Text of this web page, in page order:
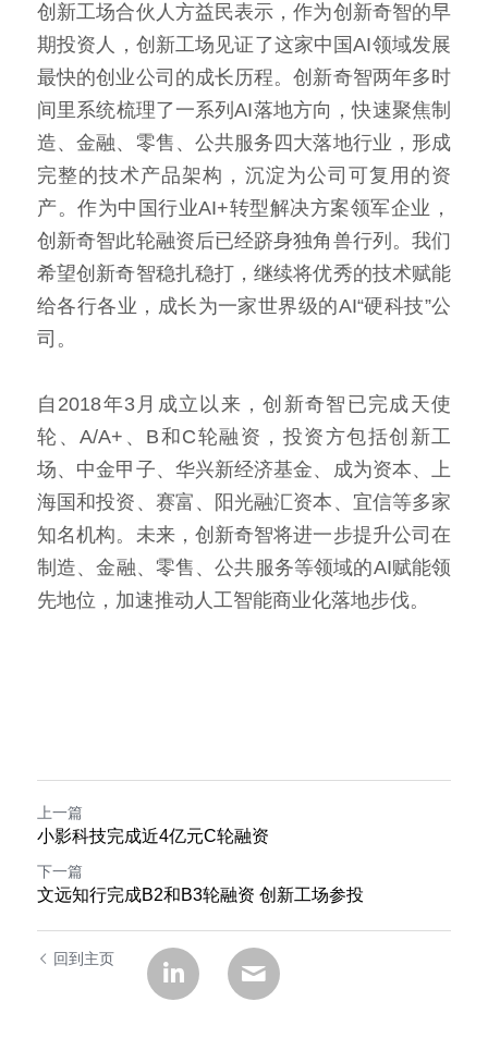
创新工场合伙人方益民表示，作为创新奇智的早
期投资人，创新工场见证了这家中国AI领域发展
最快的创业公司的成长历程。创新奇智两年多时
间里系统梳理了一系列AI落地方向，快速聚焦制
造、金融、零售、公共服务四大落地行业，形成
完整的技术产品架构，沉淀为公司可复用的资
产。作为中国行业AI+转型解决方案领军企业，
创新奇智此轮融资后已经跻身独角兽行列。我们
希望创新奇智稳扎稳打，继续将优秀的技术赋能
给各行各业，成长为一家世界级的AI“硬科技”公
司。
自2018年3月成立以来，创新奇智已完成天使
轮、A/A+、B和C轮融资，投资方包括创新工
场、中金甲子、华兴新经济基金、成为资本、上
海国和投资、赛富、阳光融汇资本、宜信等多家
知名机构。未来，创新奇智将进一步提升公司在
制造、金融、零售、公共服务等领域的AI赋能领
先地位，加速推动人工智能商业化落地步伐。
上一篇
小影科技完成近4亿元C轮融资
下一篇
文远知行完成B2和B3轮融资 创新工场参投
回到主页